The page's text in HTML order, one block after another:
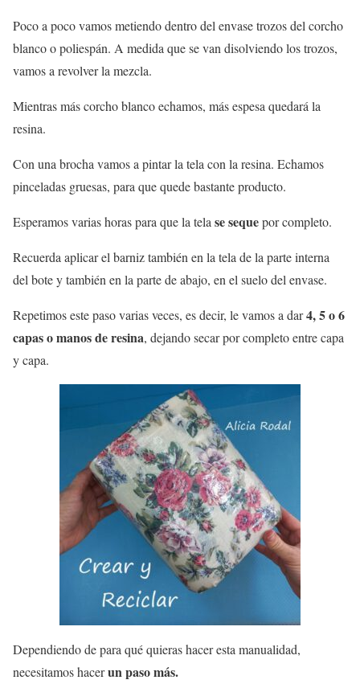
Poco a poco vamos metiendo dentro del envase trozos del corcho
blanco o poliespán. A medida que se van disolviendo los trozos,
vamos a revolver la mezcla.
Mientras más corcho blanco echamos, más espesa quedará la
resina.
Con una brocha vamos a pintar la tela con la resina. Echamos
pinceladas gruesas, para que quede bastante producto.
Esperamos varias horas para que la telase sequepor completo.
Recuerda aplicar el barniz también en la tela de la parte interna
del bote y también en la parte de abajo, en el suelo del envase.
Repetimos este paso varias veces, es decir, le vamos a dar4, 5 o 6
capas o manos de resina, dejando secar por completo entre capa
y capa.
Dependiendo de para qué quieras hacer esta manualidad,
necesitamos hacerun paso más.